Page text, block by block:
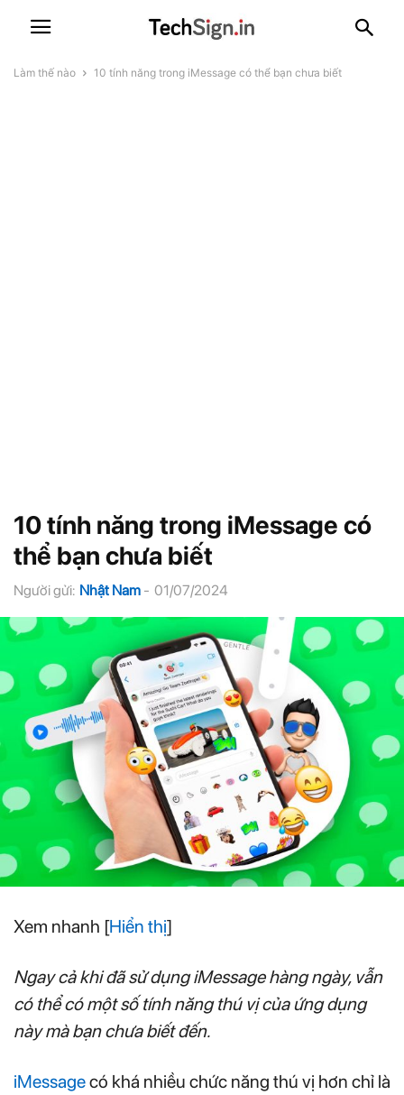
Làm thế nào 10 tính năng trong iMessage có thể bạn chưa biết
10 tính năng trong iMessage có
thể bạn chưa biết
Người gửi: Nhật Nam - 01/07/2024
Xem nhanh [Hiển thị]
Ngay cả khi đã sử dụng iMessage hàng ngày, vẫn
có thể có một số tính năng thú vị của ứng dụng
này mà bạn chưa biết đến.
iMessagecó khá nhiều chức năng thú vị hơn chỉ là